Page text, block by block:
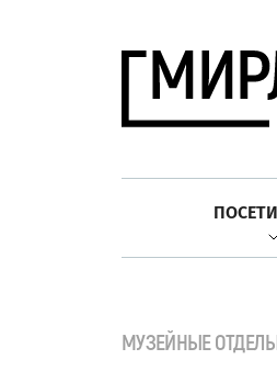
МУЗЕЙНЫЕ